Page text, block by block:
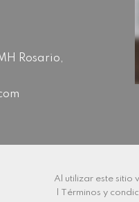
Rosario,
Al utilizar este sitio
Términos y